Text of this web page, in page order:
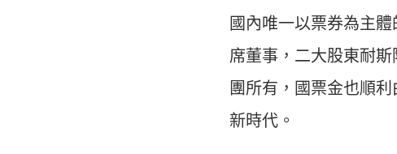
國內唯一以票券為主
席董事，二大股東耐
團所有，國票金也順
新時代。